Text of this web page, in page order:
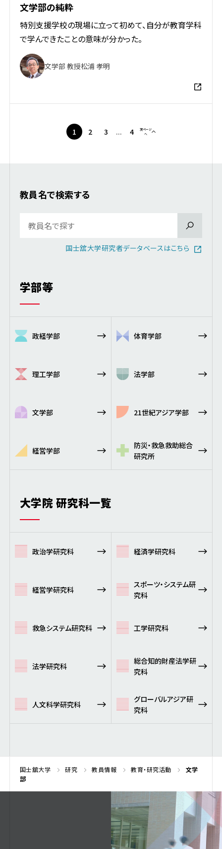
文学部の純粋
特別支援学校の現場に立って初めて、自分が教育学科
で学んできたことの意味が分かった。
文学部 教授松浦 孝明
1 2 3 ... 4
次ページ
へ
教員名で検索する
国士舘大学研究者データベースはこちら
学部等
政経学部 体育学部
理工学部 法学部
文学部 21世紀アジア学部
経営学部
防災・救急救助総合
研究所
大学院 研究科一覧
政治学研究科 経済学研究科
経営学研究科
スポーツ・システム研
究科
救急システム研究科 工学研究科
法学研究科
総合知的財産法学研
究科
人文科学研究科
グローバルアジア研
究科
国士舘大学 研究 教員情報 教育・研究活動
文学
部